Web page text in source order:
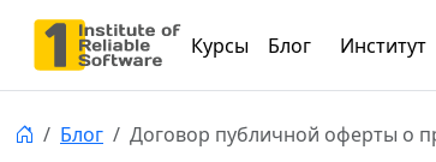
Курсы Блог Институт
Блог Договор публичной оферты о